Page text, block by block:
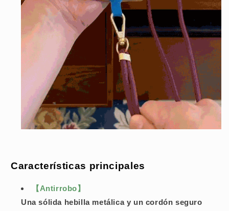
Características principales
【Antirrobo】
Una sólida hebilla metálica y un cordón seguro